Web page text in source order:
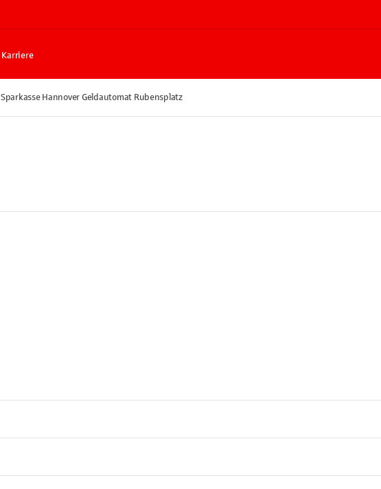
Karriere
Sparkasse Hannover Geldautomat Rubensplatz